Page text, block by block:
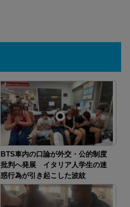
BTS車内の口論が外交・公的制度
批判へ発展 イタリア人学生の迷
惑行為が引き起こした波紋